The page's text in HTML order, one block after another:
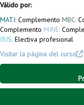
Válido por:
MATI: Complemento MBC:
Complemento MINE:
ISIS: Electiva profesional
Visitar la página del curso